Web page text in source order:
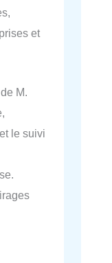
et
M.
le suivi